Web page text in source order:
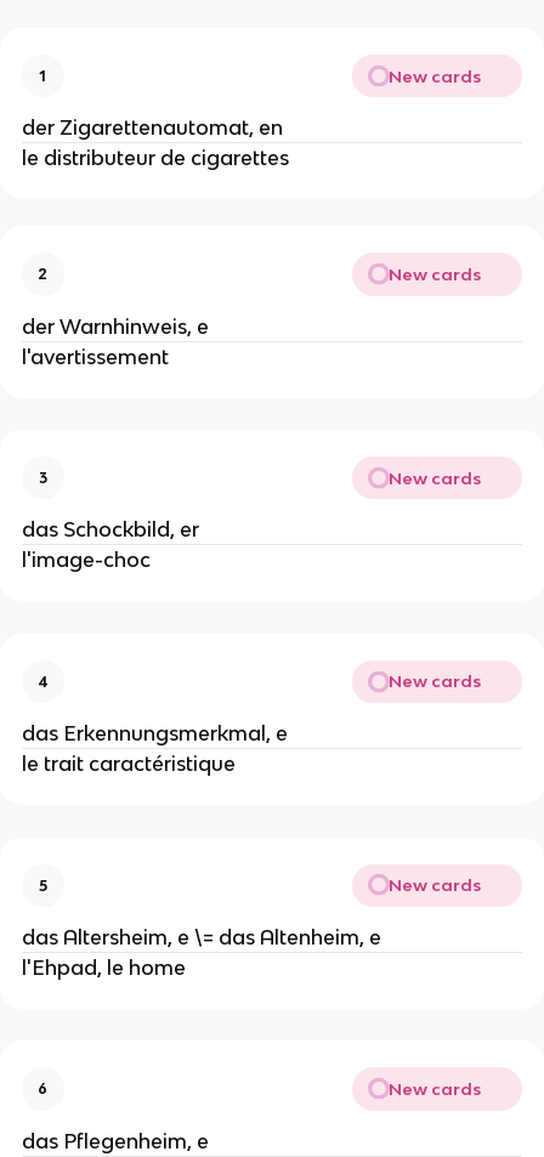
1 New cards
der Zigarettenautomat, en
le distributeur de cigarettes
2 New cards
der Warnhinweis, e
l'avertissement
3 New cards
das Schockbild, er
l'image-choc
4 New cards
das Erkennungsmerkmal, e
le trait caractéristique
5 New cards
das Altersheim, e \= das Altenheim, e
l'Ehpad, le home
6 New cards
das Pflegenheim, e